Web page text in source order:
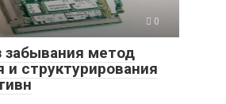
0
забывания метод
и структурирования